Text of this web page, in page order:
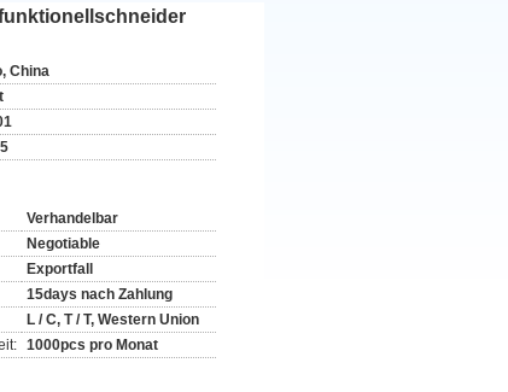
China
Verhandelbar
Negotiable
Exportfall
15days nach Zahlung
L / C, T / T, Western Union
1000pcs pro Monat